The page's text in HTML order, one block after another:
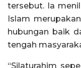
tersebut. Ia
Islam
hubungan baik
tengah
“Silaturahim